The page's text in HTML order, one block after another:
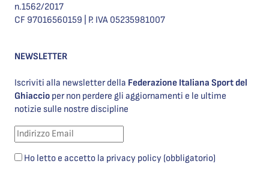
n.1562/2017
CF 97016560159 | P. IVA 05235981007
NEWSLETTER
Iscriviti alla newsletter della Federazione Italiana Sport del
Ghiaccio per non perdere gli aggiornamenti e le ultime
notizie sulle nostre discipline
Ho letto e accetto la privacy policy (obbligatorio)